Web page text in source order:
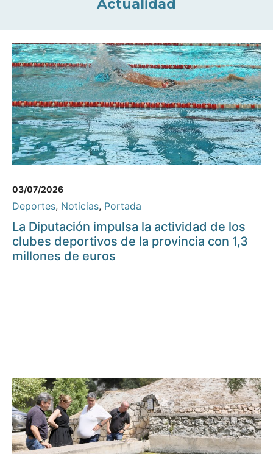
Actualidad
03/07/2026
Deportes, Noticias, Portada
La Diputación impulsa la actividad de los
clubes deportivos de la provincia con 1,3
millones de euros